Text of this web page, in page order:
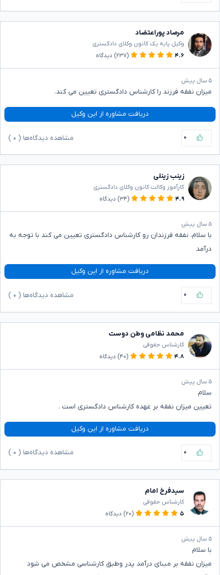
مرصاد پوراعتضاد
وکیل پایه یک کانون وکلای دادگستری
۴.۶
(۲۳۷) دیدگاه
۵ سال پیش
میزان نفقه فرزند را کارشناس دادگستری تعیین می کند.
دریافت مشاوره از این وکیل
۰ مشاهده دیدگاه‌ها ( ۰
زینب زینلی
کارآموز وکالت کانون وکلای دادگستری
۴.۹
(۳۴) دیدگاه
۵ سال پیش
با سلام، نفقه فرزندان رو کارشناس دادگستری تعیین می کند با توجه به
درآمد
دریافت مشاوره از این وکیل
۰ مشاهده دیدگاه‌ها ( ۰
محمد نظامی وطن دوست
کارشناس حقوقی
۴.۸
(۴۰) دیدگاه
۵ سال پیش
سلام
تعیین میزان نفقه بر عهده کارشناس دادگستری است .
دریافت مشاوره از این وکیل
۰ مشاهده دیدگاه‌ها ( ۰
سیدفرخ امام
کارشناس حقوقی
۵
(۲۰) دیدگاه
۵ سال پیش
با سلام
میزان نفقه بر مبنای درآمد پدر وطبق کارشناسی مشخص می شود